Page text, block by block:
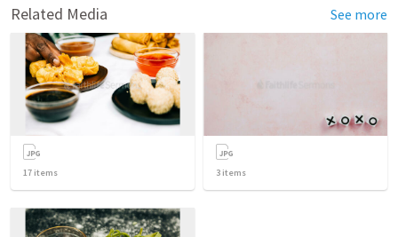
Related Media See more
17 items 3 items